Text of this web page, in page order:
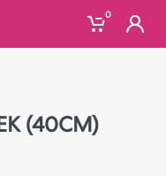
0
(40CM)